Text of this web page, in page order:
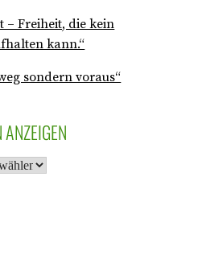
– Freiheit, die kein
kann.“
sondern voraus“